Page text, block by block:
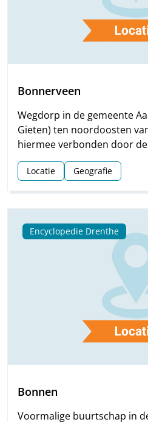
Bonnerveen
Wegdorp in de gemeente
Gieten) ten noordoosten
hiermee verbonden door
Locatie Geografie
Encyclopedie Drenthe
Bonnen
Voormalige buurtschap in